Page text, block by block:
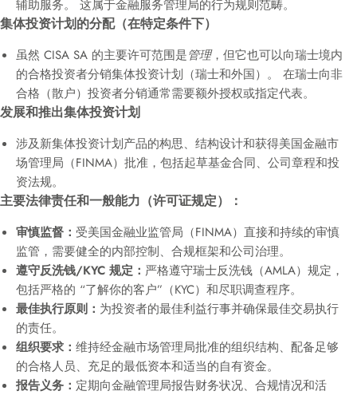
辅助服务。 这属于金融服务管理局的行为规则范畴。
集体投资计划的分配（在特定条件下）
虽然 CISA SA 的主要许可范围是管理，但它也可以向瑞士境内
的合格投资者分销集体投资计划（瑞士和外国）。 在瑞士向非
合格（散户）投资者分销通常需要额外授权或指定代表。
发展和推出集体投资计划
涉及新集体投资计划产品的构思、结构设计和获得美国金融市
场管理局（FINMA）批准，包括起草基金合同、公司章程和投
资法规。
主要法律责任和一般能力（许可证规定）：
审慎监督： 受美国金融业监管局（FINMA）直接和持续的审慎
监管，需要健全的内部控制、合规框架和公司治理。
遵守反洗钱/KYC 规定： 严格遵守瑞士反洗钱（AMLA）规定，
包括严格的 “了解你的客户”（KYC）和尽职调查程序。
最佳执行原则： 为投资者的最佳利益行事并确保最佳交易执行
的责任。
组织要求： 维持经金融市场管理局批准的组织结构、配备足够
的合格人员、充足的最低资本和适当的自有资金。
报告义务： 定期向金融管理局报告财务状况、合规情况和活